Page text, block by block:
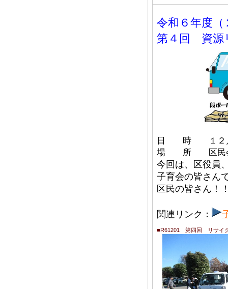
令和６年度
第４回 資源
日 時 １２月
場 所 区民
今回は、区役員
子育会の皆さん
区民の皆さん！
関連リンク：
■R61201 第四回 リサイ